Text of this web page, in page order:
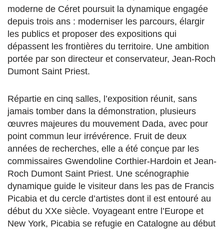
moderne de Céret poursuit la dynamique engagée
depuis trois ans : moderniser les parcours, élargir
les publics et proposer des expositions qui
dépassent les frontières du territoire. Une ambition
portée par son directeur et conservateur, Jean-Roch
Dumont Saint Priest.
Répartie en cinq salles, l’exposition réunit, sans
jamais tomber dans la démonstration, plusieurs
œuvres majeures du mouvement Dada, avec pour
point commun leur irrévérence. Fruit de deux
années de recherches, elle a été conçue par les
commissaires Gwendoline Corthier-Hardoin et Jean-
Roch Dumont Saint Priest. Une scénographie
dynamique guide le visiteur dans les pas de Francis
Picabia et du cercle d’artistes dont il est entouré au
début du XXe siècle. Voyageant entre l’Europe et
New York, Picabia se refugie en Catalogne au début